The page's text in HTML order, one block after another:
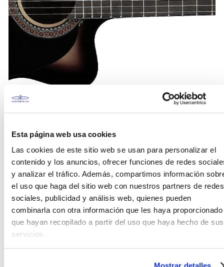
Esta página web usa cookies
Las cookies de este sitio web se usan para personalizar el
contenido y los anuncios, ofrecer funciones de redes
y analizar el tráfico. Además, compartimos información
el uso que haga del sitio web con nuestros partners de redes
sociales, publicidad y análisis web, quienes pueden
combinarla con otra información que les haya proporcionado
que hayan recopilado a partir del uso que haya hecho de sus
servicios.
La marcaVizcaya, se caracteriza por sus
instrumentos orientados a estudiantes y
principiantes. La versatilidad y variedad en Vizcaya
hacen que sea una marca preferida por los
maestros y profesores para orientar a sus alumnos
e iniciarlos en la música, colocando al alcance de
tus manos un primer instrumento sin un alto costo.